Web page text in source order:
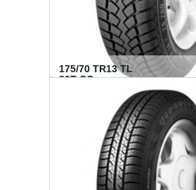
175/70 TR13 TL
82T CO...